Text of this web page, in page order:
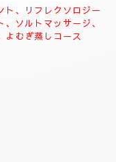
ます。
りトリートメント致
になりますのでおす